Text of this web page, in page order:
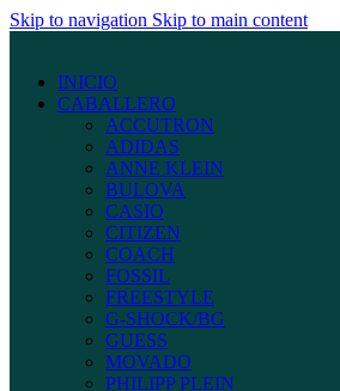
Skip to navigation Skip to main content
INICIO
CABALLERO
ACCUTRON
ADIDAS
ANNE KLEIN
BULOVA
CASIO
CITIZEN
COACH
FOSSIL
FREESTYLE
G-SHOCK/BG
GUESS
MOVADO
PHILIPP PLEIN